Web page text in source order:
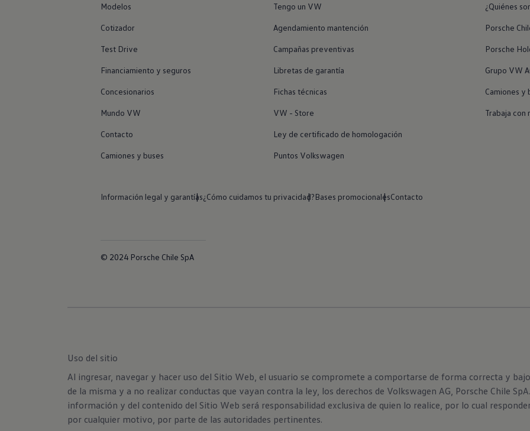
Modelos
Cotizador
Test Drive
Financiamiento y seguros
Concesionarios
Mundo VW
Contacto
Camiones y buses
Tengo un VW
Agendamiento mantención
Campañas preventivas
Libretas de garantía
Fichas técnicas
VW - Store
Ley de certificado de homologación
Puntos Volkswagen
¿Quiénes
Porsche
Porsche
Grupo VW
Camiones y
Trabaja con
Información legal y garantías¿Cómo cuidamos tu privacidad?Bases promocionalesContacto
© 2024 Porsche Chile SpA
Uso del sitio
Al ingresar, navegar y hacer uso del Sitio Web, el usuario se compromete a comportarse de forma correcta y
de la misma y a no realizar conductas que vayan contra la ley, los derechos de Volkswagen AG, Porsche Chile
información y del contenido del Sitio Web será responsabilidad exclusiva de quien lo realice, por lo cual
por cualquier motivo, por parte de las autoridades pertinentes.